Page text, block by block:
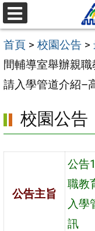
跳
至
主
要
內
區
選
單
首頁 > 校園公告 >
間輔導室舉辦親
請入學管道介紹–
校園公告
公告主旨
公告
職教
入學
訊